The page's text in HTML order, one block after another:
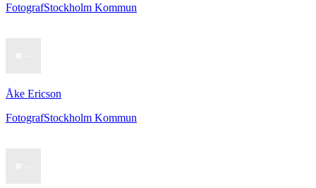
FotografStockholm Kommun
Åke Ericson
FotografStockholm Kommun